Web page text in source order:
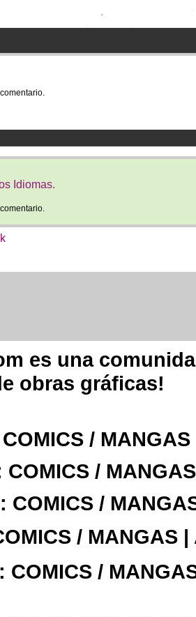
Idiomas.
es una
obras gráficas!
/
COMICS /
: COMICS /
/ MANGAS |
: COMICS /